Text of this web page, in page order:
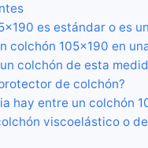
es estándar o es
colchón 105×190 en
colchón de esta
de colchón?
hay entre un colchón
viscoelástico o